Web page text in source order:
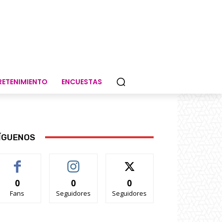
ENCUESTAS
0
Fans
0
Seguidores
0
Seguidores